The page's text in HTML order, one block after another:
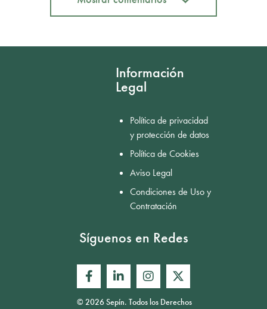
Información
Legal
Política de privacidad
y protección de datos
Política de Cookies
Aviso Legal
Condiciones de Uso y
Contratación
Síguenos en Redes
© 2026 Sepín. Todos los Derechos